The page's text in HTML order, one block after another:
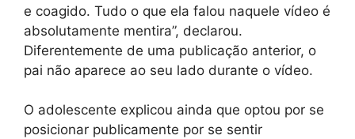
e coagido. Tudo o que ela falou naquele vídeo é
absolutamente mentira”, declarou.
Diferentemente de uma publicação anterior, o
pai não aparece ao seu lado durante o vídeo.
O adolescente explicou ainda que optou por se
posicionar publicamente por se sentir